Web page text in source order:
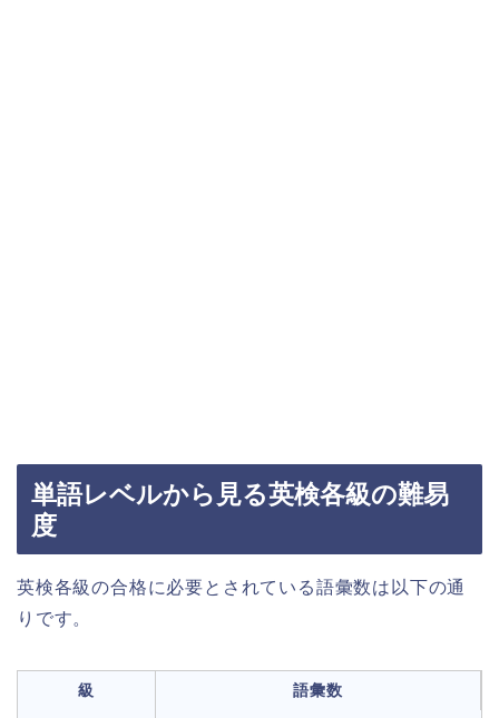
単語レベルから見る英検各級の難易
度
英検各級の合格に必要とされている語彙数は以下の通
りです。
級 語彙数